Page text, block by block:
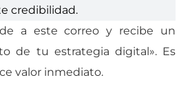
credibilidad.
a este correo y recibe un
de tu estrategia digital». Es
valor inmediato.